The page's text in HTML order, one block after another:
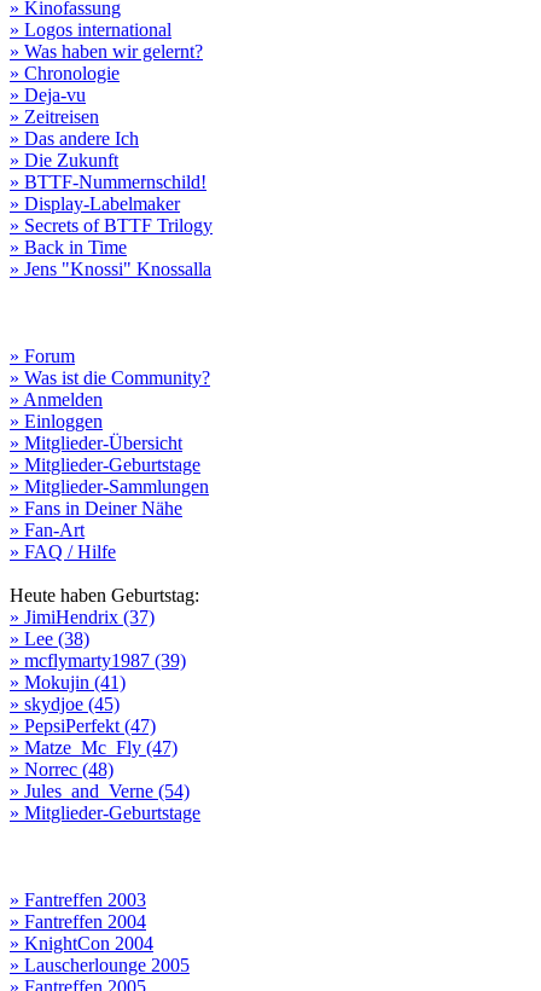
» Kinofassung
» Logos international
» Was haben wir gelernt?
» Chronologie
» Deja-vu
» Zeitreisen
» Das andere Ich
» Die Zukunft
» BTTF-Nummernschild!
» Display-Labelmaker
» Secrets of BTTF Trilogy
» Back in Time
» Jens "Knossi" Knossalla
» Forum
» Was ist die Community?
» Anmelden
» Einloggen
» Mitglieder-Übersicht
» Mitglieder-Geburtstage
» Mitglieder-Sammlungen
» Fans in Deiner Nähe
» Fan-Art
» FAQ / Hilfe
Heute haben Geburtstag:
» JimiHendrix (37)
» Lee (38)
» mcflymarty1987 (39)
» Mokujin (41)
» skydjoe (45)
» PepsiPerfekt (47)
» Matze_Mc_Fly (47)
» Norrec (48)
» Jules_and_Verne (54)
» Mitglieder-Geburtstage
» Fantreffen 2003
» Fantreffen 2004
» KnightCon 2004
» Lauscherlounge 2005
» Fantreffen 2005